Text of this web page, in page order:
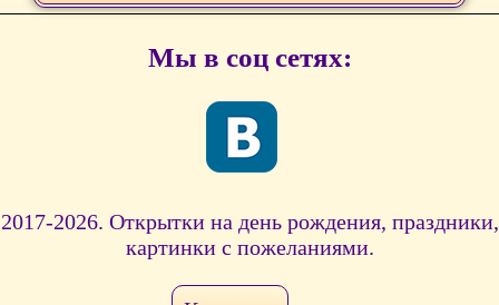
Мы в соц сетях:
2017-2026. Открытки на день рождения, праздники,
картинки с пожеланиями.